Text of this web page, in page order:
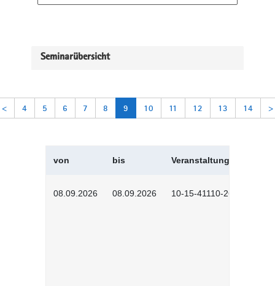
Seminarübersicht
< 4 5 6 7 8 9 10 11 12 13 14 >
von bis Veranstaltungskürzel
08.09.2026 08.09.2026 10-15-41110-2602